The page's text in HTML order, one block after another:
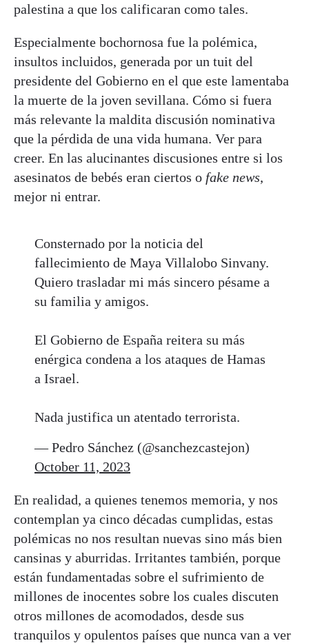
palestina a que los calificaran como tales.
Especialmente bochornosa fue la polémica,
insultos incluidos, generada por un tuit del
presidente del Gobierno en el que este lamentaba
la muerte de la joven sevillana. Cómo si fuera
más relevante la maldita discusión nominativa
que la pérdida de una vida humana. Ver para
creer. En las alucinantes discusiones entre si los
asesinatos de bebés eran ciertos o fake news,
mejor ni entrar.
Consternado por la noticia del
fallecimiento de Maya Villalobo Sinvany.
Quiero trasladar mi más sincero pésame a
su familia y amigos.
El Gobierno de España reitera su más
enérgica condena a los ataques de Hamas
a Israel.
Nada justifica un atentado terrorista.
— Pedro Sánchez (@sanchezcastejon)
October 11, 2023
En realidad, a quienes tenemos memoria, y nos
contemplan ya cinco décadas cumplidas, estas
polémicas no nos resultan nuevas sino más bien
cansinas y aburridas. Irritantes también, porque
están fundamentadas sobre el sufrimiento de
millones de inocentes sobre los cuales discuten
otros millones de acomodados, desde sus
tranquilos y opulentos países que nunca van a ver